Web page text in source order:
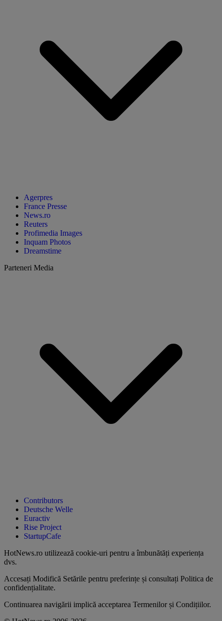
Agerpres
France Presse
News.ro
Reuters
Profimedia Images
Inquam Photos
Dreamstime
Parteneri Media
Contributors
Deutsche Welle
Euractiv
Rise Project
StartupCafe
HotNews.ro utilizează cookie-uri pentru a îmbunătăți experiența
dvs.
Accesați Modifică Setările pentru preferințe și consultați Politica de
confidențialitate.
Continuarea navigării implică acceptarea Termenilor și Condițiilor.